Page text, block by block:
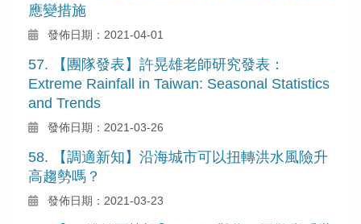
應變措施
發佈日期：2021-04-01
57. 【團隊發表】許晃雄老師研究發表：
Extreme Rainfall in Taiwan: Seasonal Statistics
and Trends
發佈日期：2021-03-26
58. 【調適新知】沿海城市可以扭轉洪水風險升
高趨勢嗎？
發佈日期：2021-03-23